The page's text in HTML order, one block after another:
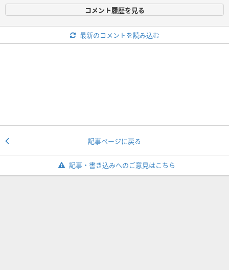
コメント履歴を見る
最新のコメントを読み込む
記事ページに戻る
記事・書き込みへのご意見はこちら